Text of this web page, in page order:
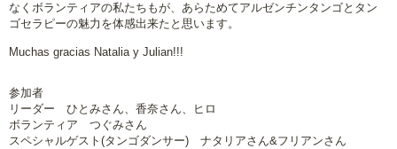
なくボランティアの私たちもが、あらためてアルゼンチンタンゴとタン
ゴセラピーの魅力を体感出来たと思います。
Muchas gracias Natalia y Julian!!!
参加者
リーダー ひとみさん、香奈さん、ヒロ
ボランティア つぐみさん
スペシャルゲスト(タンゴダンサー) ナタリアさん&フリアンさん